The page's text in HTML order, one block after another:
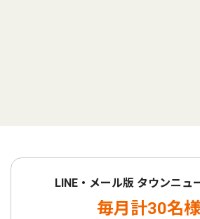
LINE・メール版 タウンニュ
毎月計30名